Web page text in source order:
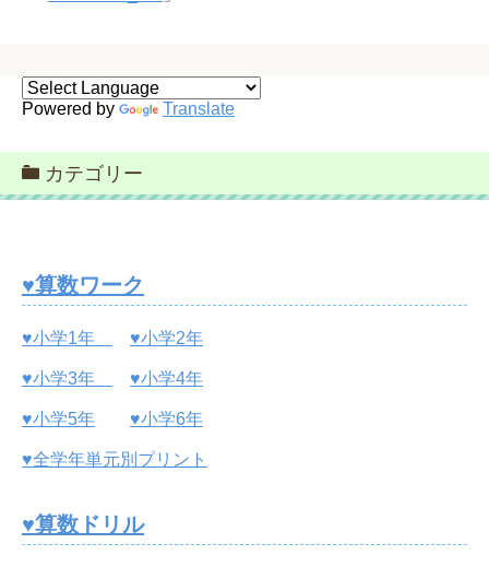
Powered by Translate
カテゴリー
♥算数ワーク
♥小学1年 ♥小学2年
♥小学3年 ♥小学4年
♥小学5年 ♥小学6年
♥全学年単元別プリント
♥算数ドリル